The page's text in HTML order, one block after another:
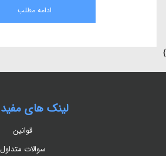
طبیعی و اثرات آن بر گیاهان می‌پردازیم.ادامه مطلب
}
لینک های مفید
قوانین
سوالات متداول